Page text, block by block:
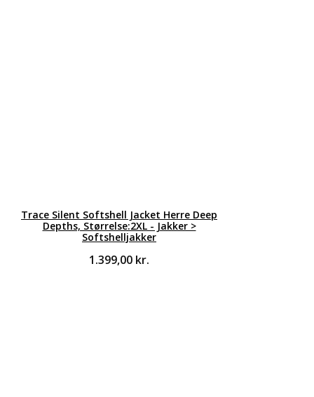
Trace Silent Softshell Jacket Herre Deep
Depths, Størrelse:2XL - Jakker >
Softshelljakker
1.399,00 kr.